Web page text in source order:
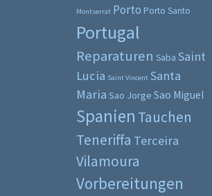
Montserrat Porto Porto Santo
Portugal
Reparaturen Saba Saint
Lucia Saint Vincent Santa
Maria Sao Jorge Sao Miguel
Spanien Tauchen
Teneriffa Terceira
Vilamoura
Vorbereitungen